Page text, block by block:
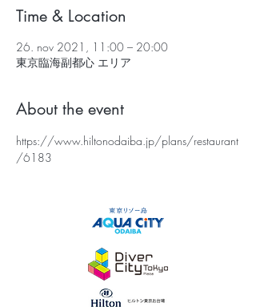
Time & Location
26. nov 2021, 11:00 – 20:00
東京臨海副都心 エリア
About the event
https://www.hiltonodaiba.jp/plans/restaurant
/6183